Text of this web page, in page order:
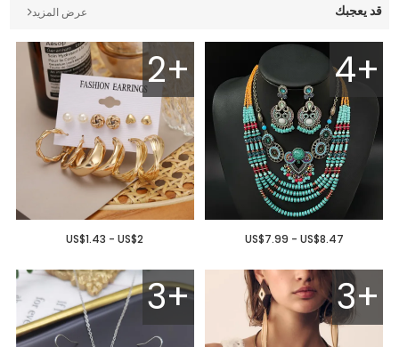
قد يعجبك عرض المزيد
4+
US$7.99 - US$8.47
2+
US$1.43 - US$2
3+
3+